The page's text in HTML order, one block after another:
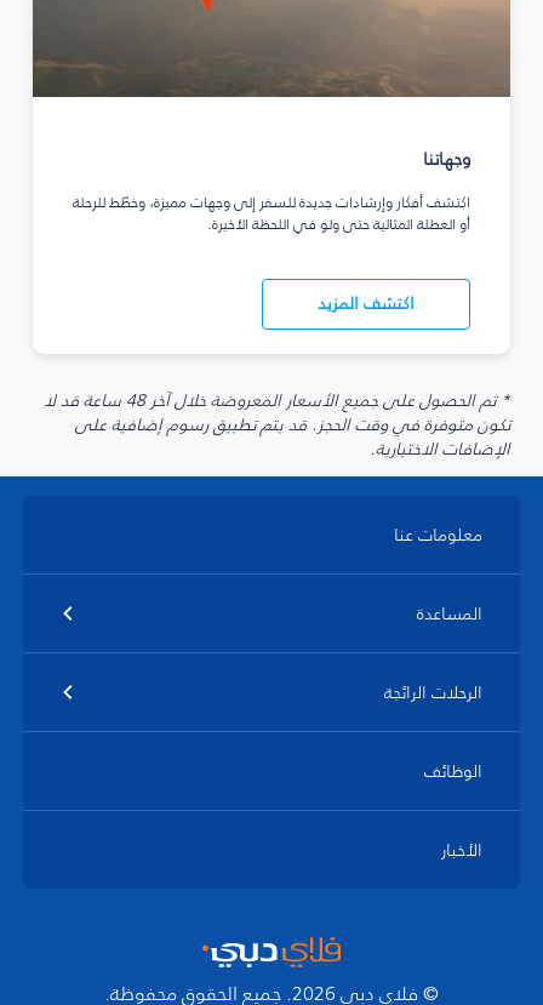
وجهاتنا
اكتشف أفكار وإرشادات جديدة للسفر إلى وجهات مميزة، وخطّط للرحلة
أو العطلة المثالية حتى ولو في اللحظة الأخيرة.
اكتشف المزيد
* تم الحصول على جميع الأسعار المعروضة خلال آخر 48 ساعة قد لا
تكون متوفرة في وقت الحجز. قد يتم تطبيق رسوم إضافية على
الإضافات الاختيارية.
معلومات عنا
المساعدة
الرحلات الرائجة
الوظائف
الأخبار
© فلاي دبي 2026. جميع الحقوق محفوظة.